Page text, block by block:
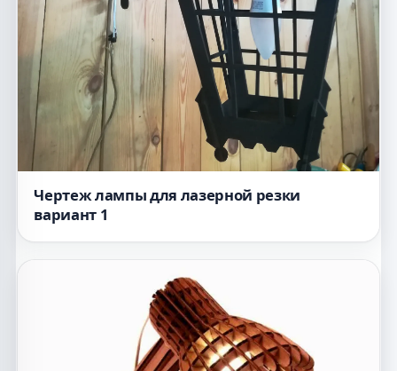
Чертеж лампы для лазерной резки
вариант 1